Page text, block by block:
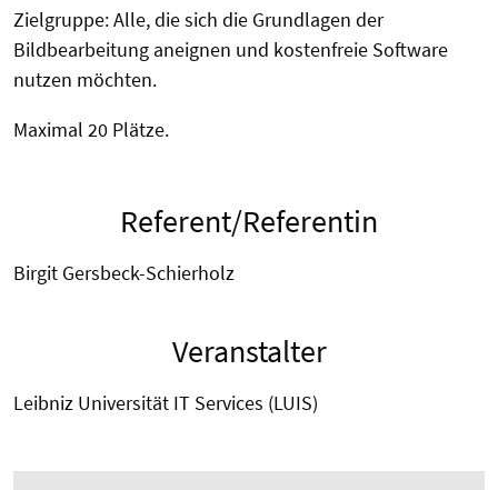
Zielgruppe: Alle, die sich die Grundlagen der
Bildbearbeitung aneignen und kostenfreie Software
nutzen möchten.
Maximal 20 Plätze.
Referent/Referentin
Birgit Gersbeck-Schierholz
Veranstalter
Leibniz Universität IT Services (LUIS)